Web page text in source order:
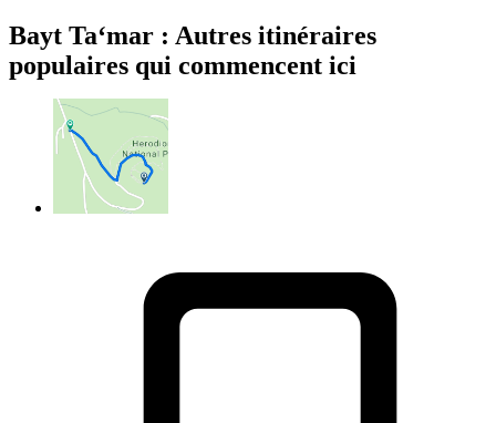
Bayt Ta‘mar : Autres itinéraires
populaires qui commencent ici